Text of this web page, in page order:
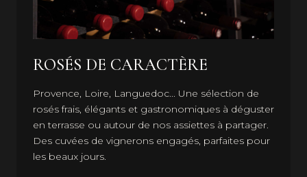
ROSÉS DE CARACTÈRE
Provence, Loire, Languedoc... Une sélection de
rosés frais, élégants et gastronomiques à déguster
en terrasse ou autour de nos assiettes à partager.
Des cuvées de vignerons engagés, parfaites pour
les beaux jours.